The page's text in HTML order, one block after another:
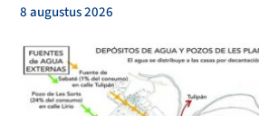
8 augustus 2026